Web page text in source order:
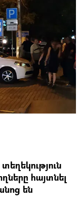
հայտնել
են